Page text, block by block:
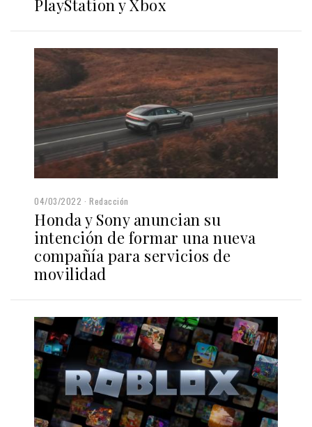
PlayStation y Xbox
04/03/2022 Redacción
Honda y Sony anuncian su
intención de formar una nueva
compañía para servicios de
movilidad